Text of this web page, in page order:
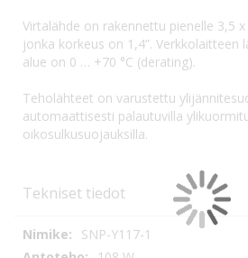
Virtalähde on rakennettu pienelle 3,5
jonka korkeus on 1,4”.
alue on 0 … +70 °C (derating).
Teholähteet on varustettu
automaattisesti palautuvilla
oikosulkusuojauksilla.
Tekniset tiedot
Tekniset
tiedot
SNP-Y117-1